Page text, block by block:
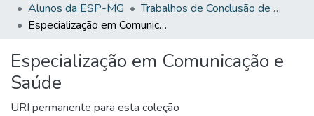
Alunos da ESP-MG
Trabalhos de Conclusão de Curso
Especialização em Comunicação e Saúde
Especialização em Comunicação e
Saúde
URI permanente para esta coleção